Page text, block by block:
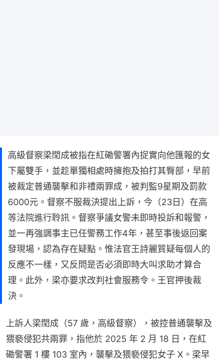
高級督察梁閏成被指在紅磡警署內捉實向他匯報的女
下屬雙手，並趁單獨相處時擁抱及拍打其臀部，早前
被裁定普通襲擊和非禮兩罪成，被判監9星期及罰款
6000元。督察不服裁決提出上訴，今（23日）在高
等法院進行聆訊。督察爭議女警未即時投訴和報警，
並一再強調事主已任警務工作4年，甚至事後返回案
發現場，認為存在疑點。惟法官王詩麗質疑每個人的
反應不一樣，又反問是否必須即時大叫求助才算合
理。此外，梁亦要求改判社會服務令。王官押後裁
決。
上訴人梁閏成（57 歲，高級督察），被控普通襲擊及
猥褻侵犯共兩罪，指他於 2025 年 2 月 18 日，在紅
磡警署 1 樓 103 室內，襲擊及猥褻侵犯女子 X。梁早